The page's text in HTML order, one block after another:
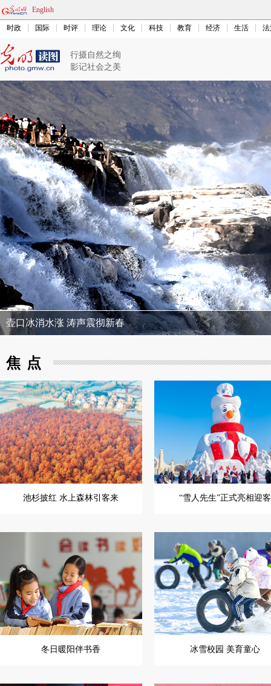
English
时政 国际 时评 理论 文化 科技 教育 经济 生活
行摄自然之绚
影记社会之美
壶口冰消水涨 涛声震彻新春
焦点
池杉披红 水上森林引客来 “雪人先生”正式亮相迎客
冬日暖阳伴书香 冰雪校园 美育童心